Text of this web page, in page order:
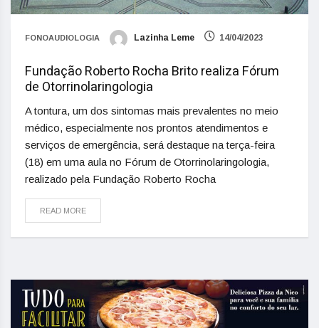
FONOAUDIOLOGIA Lazinha Leme 14/04/2023
Fundação Roberto Rocha Brito realiza Fórum
de Otorrinolaringologia
A tontura, um dos sintomas mais prevalentes no meio
médico, especialmente nos prontos atendimentos e
serviços de emergência, será destaque na terça-feira
(18) em uma aula no Fórum de Otorrinolaringologia,
realizado pela Fundação Roberto Rocha
READ MORE